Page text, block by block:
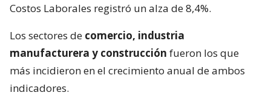
Costos Laborales registró un alza de 8,4%.
Los sectores de comercio, industria
manufacturera y construcción fueron los que
más incidieron en el crecimiento anual de ambos
indicadores.